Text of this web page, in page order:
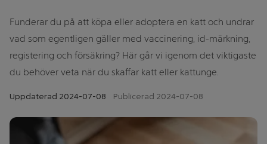
Funderar du på att köpa eller adoptera en katt och undrar
vad som egentligen gäller med vaccinering, id-märkning,
registering och försäkring? Här går vi igenom det viktigaste
du behöver veta när du skaffar katt eller kattunge.
Uppdaterad 2024-07-08 Publicerad 2024-07-08